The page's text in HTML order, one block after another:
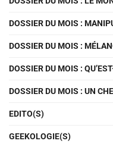
DOSSIER DU MOIS :
DOSSIER DU MOIS :
DOSSIER DU MOIS :
DOSSIER DU MOIS : UN
EDITO(S)
GEEKOLOGIE(S)